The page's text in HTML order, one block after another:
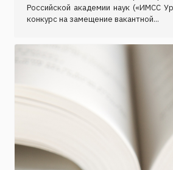
Российской академии наук («ИМСС
конкурс на замещение вакантной...